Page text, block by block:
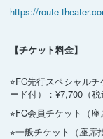
https://route-
【チケット料金】
⭐︎FC先行スペシャル
ード付）：¥7,700（税
⭐︎FC会員チケット（
⭐︎一般チケット（座席